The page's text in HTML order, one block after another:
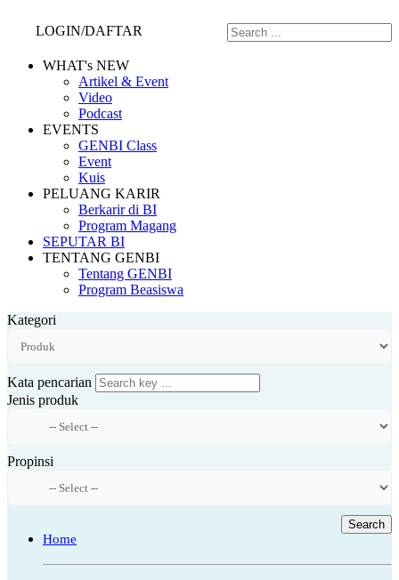
LOGIN/DAFTAR
WHAT's NEW
Artikel & Event
Video
Podcast
EVENTS
GENBI Class
Event
Kuis
PELUANG KARIR
Berkarir di BI
Program Magang
SEPUTAR BI
TENTANG GENBI
Tentang GENBI
Program Beasiswa
Kategori
Kata pencarian
Jenis produk
Propinsi
Search
Home